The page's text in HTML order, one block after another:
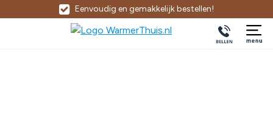
Eenvoudig en gemakkelijk bestellen!